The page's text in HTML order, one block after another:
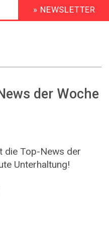
HEADER
MENU
» NEWSLETTER
der Woche
die Top-News der
Unterhaltung!